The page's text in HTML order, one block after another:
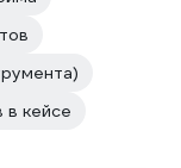
в кейсе